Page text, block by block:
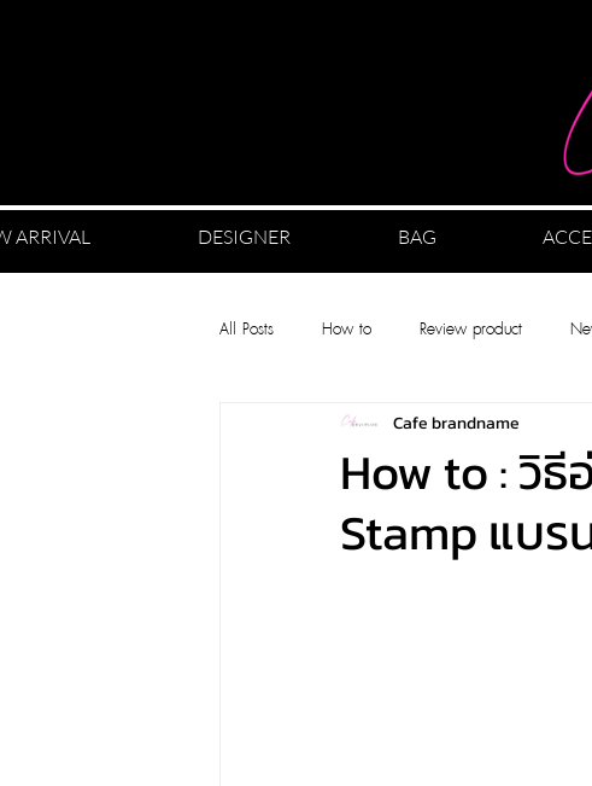
ARRIVAL DESIGNER BAG
All Posts How to Review product
How to : วิ
Stamp แบ
Cafe brandname